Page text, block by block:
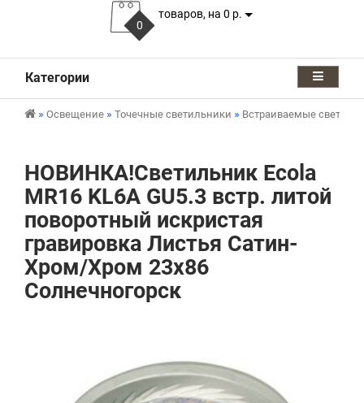
0
товаров, на 0 р.
Категории
Освещение Точечные светильники Встраиваемые
НОВИНКА!Светильник Ecola
MR16 KL6A GU5.3 встр. литой
поворотный искристая
гравировка Листья Сатин-
Хром/Хром 23х86
Солнечногорск